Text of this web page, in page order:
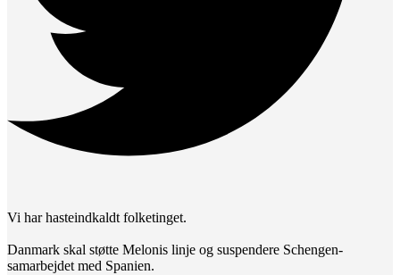
Vi har hasteindkaldt folketinget.
Danmark skal støtte Melonis linje og suspendere Schengen-
samarbejdet med Spanien.